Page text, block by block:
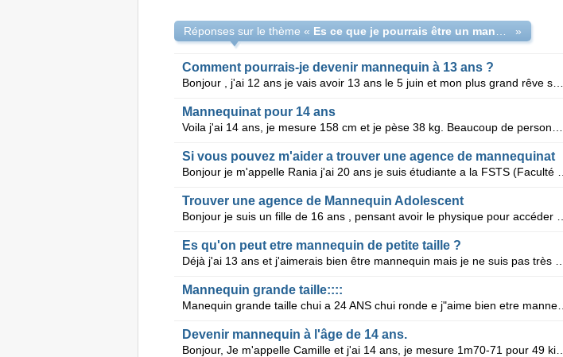
Réponses sur le thème « »
Comment pourrais-je devenir mannequin à 13 ans ?
Bonjour , j'ai 12 ans je vais avoir 13 ans le 5 juin et mon plus grand rêve serais de devenir manneq
Mannequinat pour 14 ans
Si vous pouvez m'aider a trouver une agence de mannequinat
Trouver une agence de Mannequin Adolescent
Es qu'on peut etre mannequin de petite taille ?
Mannequin grande taille::::
Manequin grande taille chui a 24 ANS chui ronde e j"aime bien etre mannequin 1m 77 J" ai 74 kg
Devenir mannequin à l'âge de 14 ans.
Bonjour, Je m'appelle Camille et j'ai 14 ans, je mesure 1m70-71 pour 49 kilos et j'aimerais devenir